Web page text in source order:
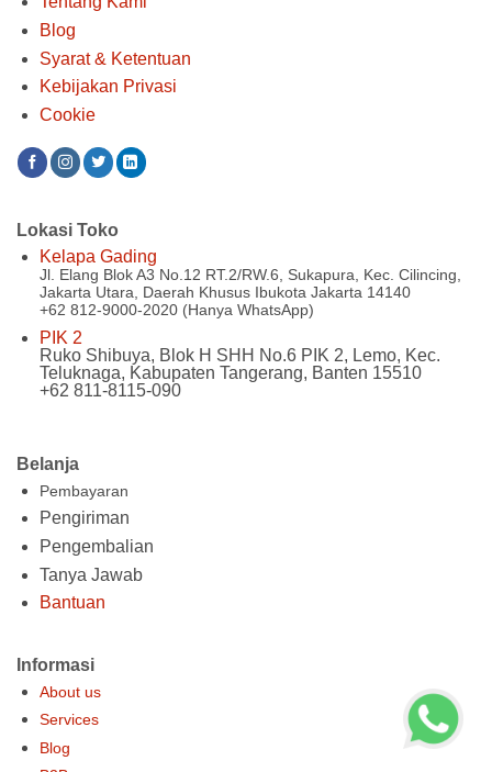
Blog
Syarat & Ketentuan
Kebijakan Privasi
Cookie
Belanja
Pembayaran
Pengiriman
Pengembalian
Tanya Jawab
Bantuan
Informasi
About us
Services
Blog
Lokasi Toko
Kelapa Gading
Jl. Elang Blok A3 No.12 RT.2/RW.6, Sukapura, Kec. Cilincing,
Jakarta Utara, Daerah Khusus Ibukota Jakarta 14140
+62 812-9000-2020 (Hanya WhatsApp)
PIK 2
Ruko Shibuya, Blok H SHH No.6 PIK 2, Lemo, Kec.
Teluknaga, Kabupaten Tangerang, Banten 15510
+62 811-8115-090